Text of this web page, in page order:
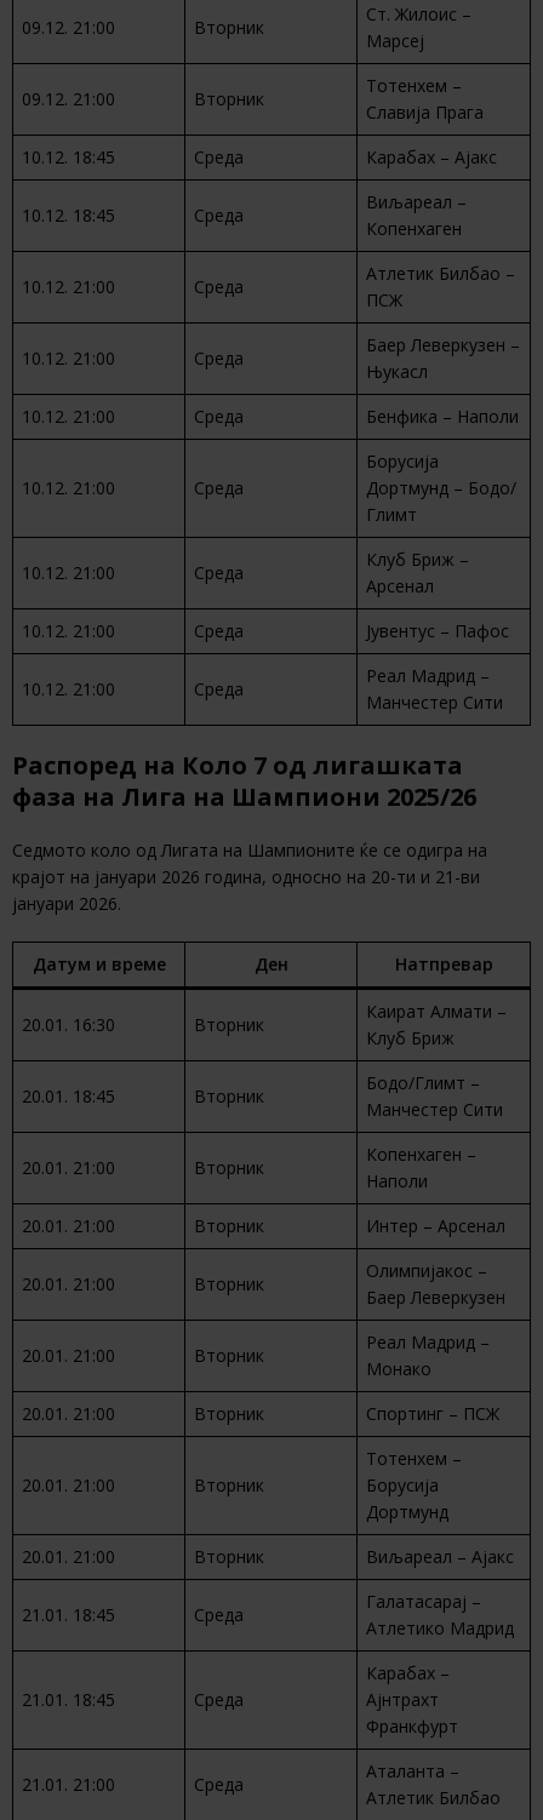
09.12. 21:00 Вторник
Ст. Жилоис –
Марсеј
09.12. 21:00 Вторник
Тотенхем –
Славија Прага
10.12. 18:45
Среда Карабах – Ајакс
10.12. 18:45 Среда
Виљареал –
Копенхаген
10.12. 21:00 Среда
Атлетик Билбао –
ПСЖ
10.12. 21:00 Среда
Баер Леверкузен –
Њукасл
10.12. 21:00
Среда Бенфика – Наполи
10.12. 21:00 Среда
Борусија
Дортмунд – Бодо/
Глимт
10.12. 21:00 Среда
Клуб Бриж –
Арсенал
10.12. 21:00
Среда Јувентус – Пафос
10.12. 21:00 Среда
Реал Мадрид –
Манчестер Сити
Распоред на Коло 7 од лигашката
фаза на Лига на Шампиони 2025/26
Седмото коло од Лигата на Шампионите ќе се одигра на
крајот на јануари 2026 година, односно на 20-ти и 21-ви
јануари 2026.
Датум и време Ден Натпревар
20.01. 16:30 Вторник
Каират Алмати –
Клуб Бриж
20.01. 18:45 Вторник
Бодо/Глимт –
Манчестер Сити
20.01. 21:00 Вторник
Копенхаген –
Наполи
20.01. 21:00
Вторник Интер – Арсенал
20.01. 21:00 Вторник
Олимпијакос –
Баер Леверкузен
20.01. 21:00 Вторник
Реал Мадрид –
Монако
20.01. 21:00
Вторник Спортинг – ПСЖ
20.01. 21:00 Вторник
Тотенхем –
Борусија
Дортмунд
20.01. 21:00
Вторник Виљареал – Ајакс
21.01. 18:45 Среда
Галатасарај –
Атлетико Мадрид
21.01. 18:45 Среда
Карабах –
Ајнтрахт
Франкфурт
21.01. 21:00 Среда
Аталанта –
Атлетик Билбао